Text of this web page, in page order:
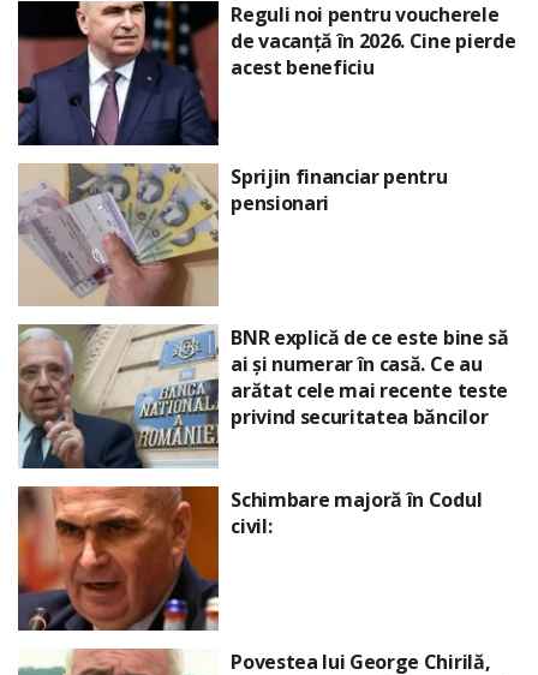
Reguli noi pentru voucherele
de vacanță în 2026. Cine pierde
acest beneficiu
Sprijin financiar pentru
pensionari
BNR explică de ce este bine să
ai și numerar în casă. Ce au
arătat cele mai recente teste
privind securitatea băncilor
Schimbare majoră în Codul
civil:
Povestea lui George Chirilă,